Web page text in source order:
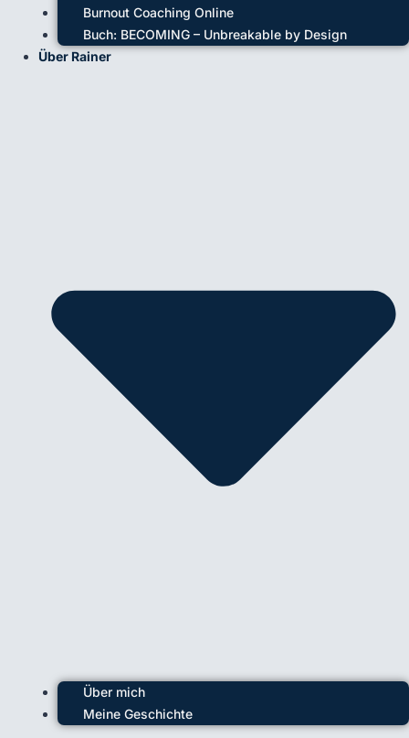
Burnout Coaching Online
Buch: BECOMING – Unbreakable by Design
Über Rainer
Über mich
Meine Geschichte